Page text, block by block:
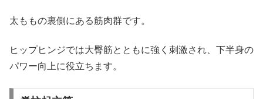
太ももの裏側にある筋肉群です。
ヒップヒンジでは大臀筋とともに強く刺激され、下半身の
パワー向上に役立ちます。